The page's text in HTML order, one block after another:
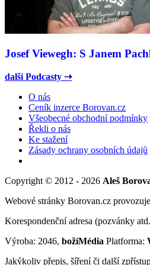
Josef Viewegh: S Janem
další Podcasty ⇢
O nás
Ceník inzerce Borovan.cz
Všeobecné obchodní podmínky
Řekli o nás
Ke stažení
Zásady ochrany osobních údajů
Copyright © 2012 - 2026 Aleš
Webové stránky Borovan.cz provozuje
Korespondenční adresa (pozvánky
Výroba: 2046, božíMédia Platforma:
Jakýkoliv přepis, šíření či další